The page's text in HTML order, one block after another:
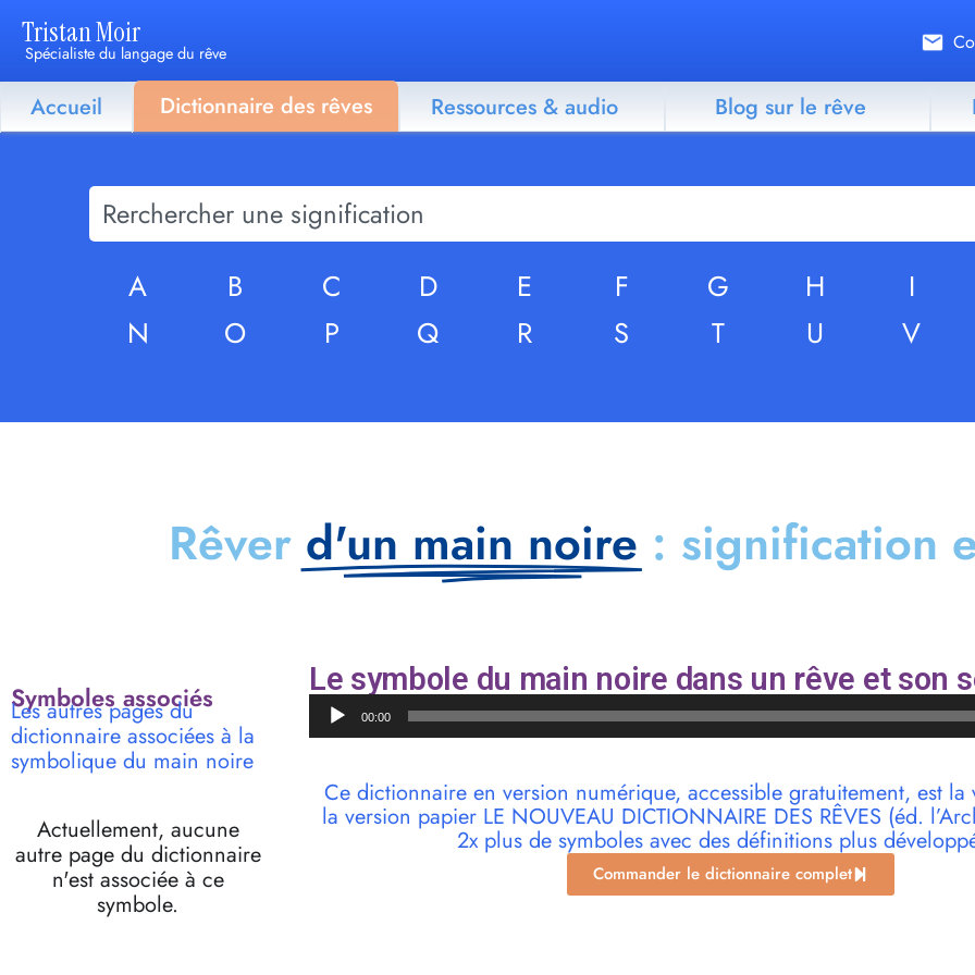
Tristan Moir
Spécialiste du langage du rêve
Accueil Dictionnaire des rêves Ressources & audio Blog sur le rêve
A B C D E F G H I
N
O P Q R S T U V
Rêver d'un main noire : signification
Symboles associés
Les autres pages du
dictionnaire associées à la
symbolique du main noire
Actuellement, aucune
autre page du dictionnaire
n'est associée à ce
symbole.
Le symbole du main noire dans un rêve et son
Lecteur
audio00:00
Ce dictionnaire en version numérique, accessible gratuitement, est
la version papier LE NOUVEAU DICTIONNAIRE DES RÊVES (éd.
2x plus de symboles avec des définitions plus
Commander le dictionnaire complet